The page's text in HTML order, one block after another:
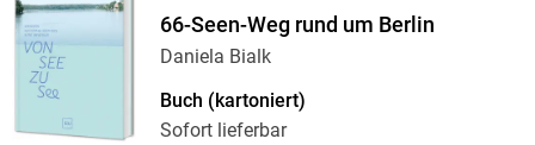
66-Seen-Weg rund um Berlin
Daniela Bialk
Buch (kartoniert)
Sofort lieferbar